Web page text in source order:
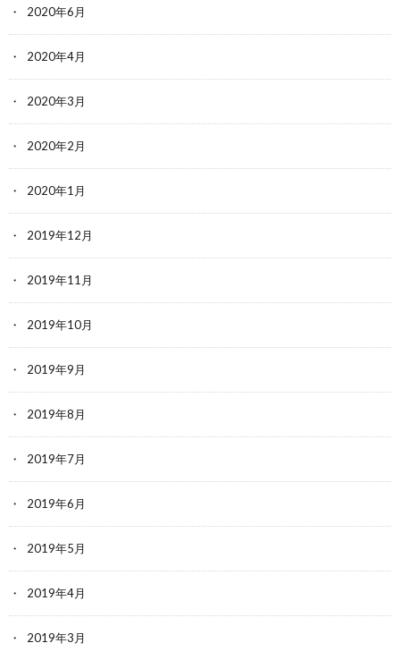
2020年6月
2020年4月
2020年3月
2020年2月
2020年1月
2019年12月
2019年11月
2019年10月
2019年9月
2019年8月
2019年7月
2019年6月
2019年5月
2019年4月
2019年3月